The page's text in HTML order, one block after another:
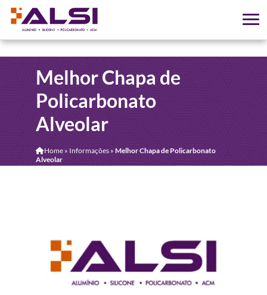
Melhor Chapa de
Policarbonato
Alveolar
Home» Informações » Melhor Chapa de Policarbonato
Alveolar